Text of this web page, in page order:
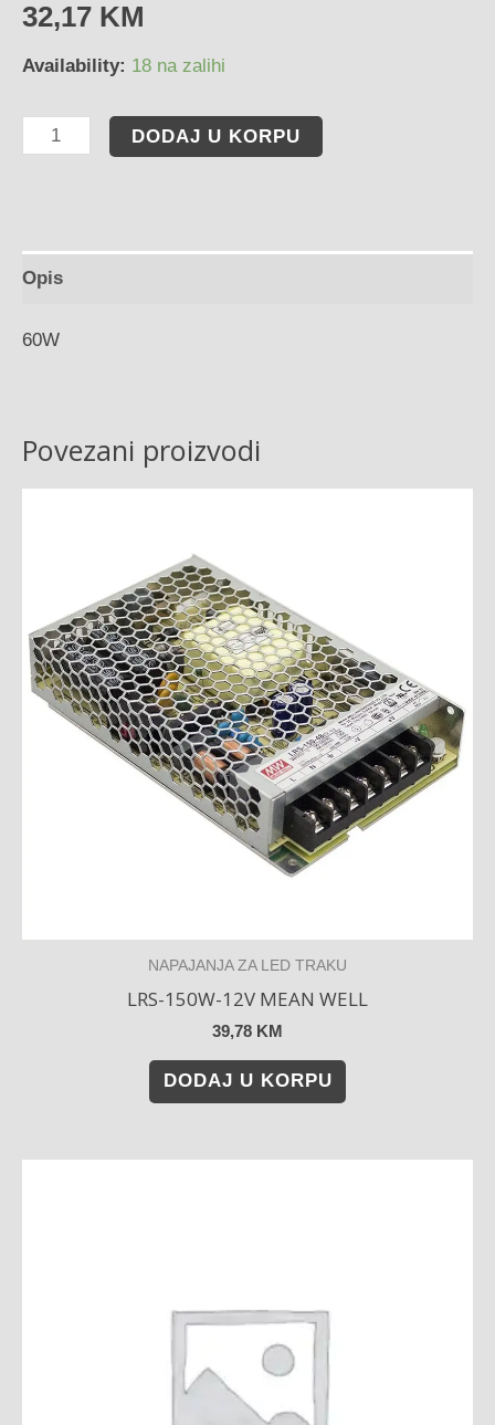
32,17 KM
Availability: 18 na zalihi
DODAJ U KORPU
Opis
60W
Povezani proizvodi
NAPAJANJA ZA LED TRAKU
LRS-150W-12V MEAN WELL
39,78 KM
DODAJ U KORPU